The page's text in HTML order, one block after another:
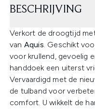
BESCHRIJVING
Verkort de droogtijd
van Aquis. Geschikt
voor krullend, gevoelig
handdoek een uiterst
Vervaardigd met de
de tulband voor
comfort. U wikkelt de